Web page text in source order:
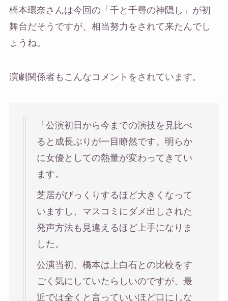
橋本環奈さんは今回の「千と千尋の神隠し」が初
舞台だそうですが、相当努力をされて来たんでし
ょうね。
演劇関係者もこんなコメントをされています。
「公演初日から今までの演技を見比べ
ると成長ぶりが一目瞭然です。明らか
に女優としての熱量が変わってきてい
ます。
芝居がびっくりするほど大きくなって
いますし、マスコミにダメ出しされた
発声方法も見違えるほど上手になりま
した。
公演当初、橋本は上白石との比較をす
ごく気にしていたらしいのですが、最
近では全くと言っていいほど口にしな